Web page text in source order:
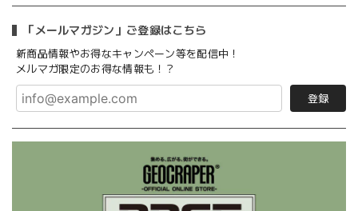
「メールマガジン」ご登録はこちら
新商品情報やお得なキャンペーン等を配信中！
メルマガ限定のお得な情報も！？
登録